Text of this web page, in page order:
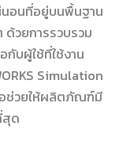
นอนที่อยู่บนพื้นฐาน
วยการรวบรวม
บผู้ใช้ที่ใช้งาน
Simulation
ช่วยให้ผลิตภัณฑ์มี
สุด